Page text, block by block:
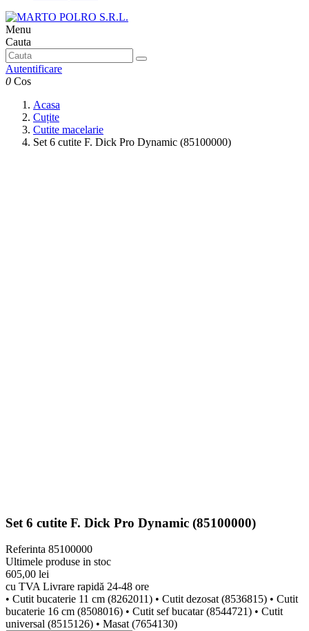
Menu
Cauta
Autentificare
0 Cos
Acasa
Cuțite
Cutite macelarie
Set 6 cutite F. Dick Pro Dynamic (85100000)
Set 6 cutite F. Dick Pro Dynamic (85100000)
Referinta 85100000
Ultimele produse in stoc
605,00 lei
cu TVALivrare rapidă 24-48 ore
• Cutit bucaterie 11 cm (8262011) • Cutit dezosat (8536815) • Cutit
bucaterie 16 cm (8508016) • Cutit sef bucatar (8544721) • Cutit
universal (8515126) • Masat (7654130)